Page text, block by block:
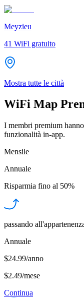
Meyzieu
41 WiFi gratuito
Mostra tutte le città
WiFi Map
I membri premium
funzionalità in-app.
Mensile
Annuale
Risparmia fino al 50%
passando
Annuale
$24.99/anno
$2.49/mese
Continua